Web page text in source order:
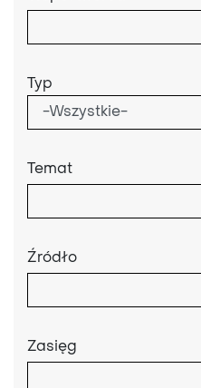
Typ
Temat
Źródło
Zasięg